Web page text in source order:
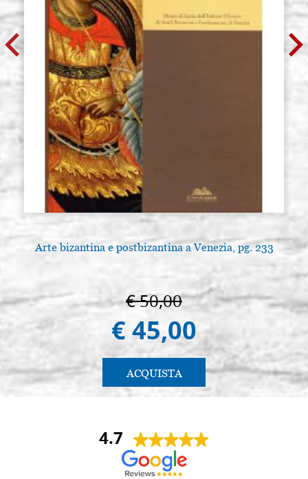
Arte bizantina e postbizantina a Venezia, pg. 233
€ 50,00
€ 45,00
ACQUISTA
4.7